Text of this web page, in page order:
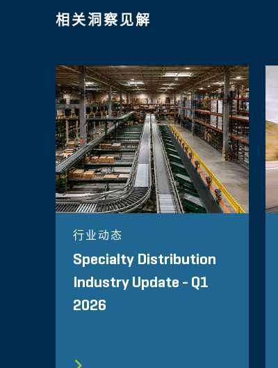
相关洞察见解
行业动态
Specialty Distribution
Industry Update - Q1
2026